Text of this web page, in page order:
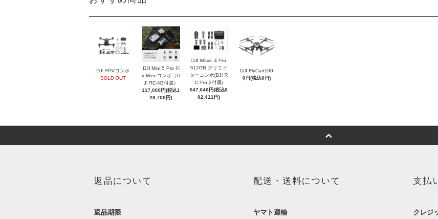
DJI FPVコンボ
SOLD OUT
DJI Mini 5 Pro Fl
y Moreコンボ（D
JI RC-N3付属）
117,000円(税込1
28,700円)
DJI Mavic 4 Pro
512GB クリエイ
ターコンボ(DJI R
C Pro 2付属)
547,646円(税込6
02,411円)
DJI FlyCart100
0円(税込0円)
返品について
返品期限
配送・送料について
ヤマト運輸
支払
クレジ